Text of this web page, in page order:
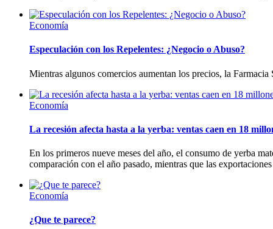
Economía
Especulación con los Repelentes: ¿Negocio o Abuso?
Mientras algunos comercios aumentan los precios, la
Economía
La recesión afecta hasta a la yerba: ventas caen en 18
En los primeros nueve meses del año, el consumo de yerba
comparación con el año pasado, mientras que las
Economía
¿Que te parece?